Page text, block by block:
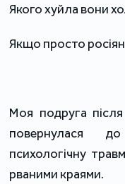
Якого хуйла вони
Якщо просто
Моя подруга
повернулася
психологічну
рваними краями.